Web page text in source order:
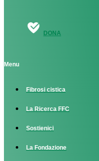
DONA
Menu
Fibrosi cistica
La Ricerca FFC
Sostienici
La Fondazione